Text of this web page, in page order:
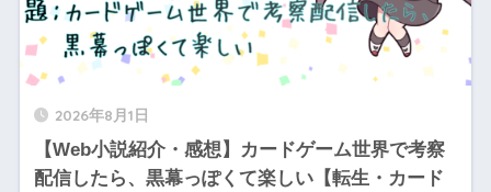
2026年8月1日
【Web小説紹介・感想】カードゲーム世界で考察
配信したら、黒幕っぽくて楽しい【転生・カード